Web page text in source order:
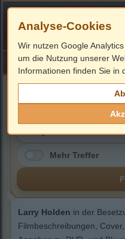
HOME ImpressumLinks
Mehr Treffer
Larry Holden in der
Filmbeschreibungen,
Analyse-Cookies
Wir nutzen Google
um die Nutzung unserer
Informationen finden Sie in